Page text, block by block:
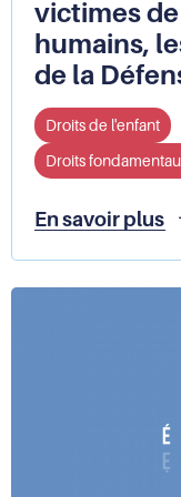
victimes
humains,
de la
Droits de l'enfant
Droits
En savoir plus